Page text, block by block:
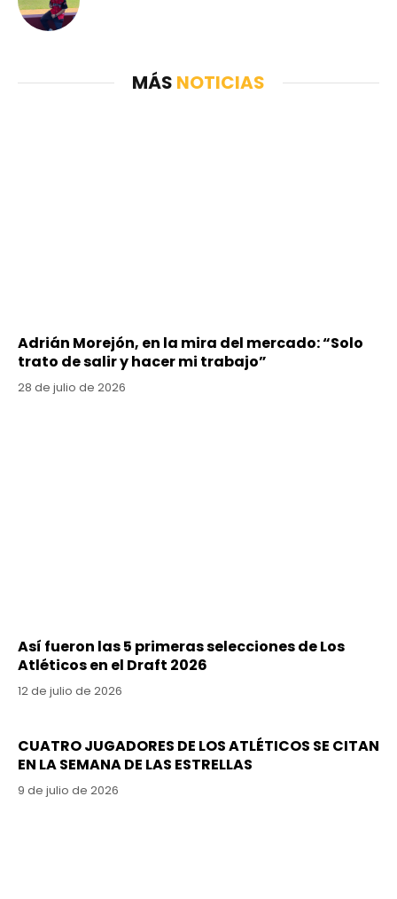
MÁS NOTICIAS
Adrián Morejón, en la mira del mercado: “Solo
trato de salir y hacer mi trabajo”
28 de julio de 2026
Así fueron las 5 primeras selecciones de Los
Atléticos en el Draft 2026
12 de julio de 2026
CUATRO JUGADORES DE LOS ATLÉTICOS SE CITAN
EN LA SEMANA DE LAS ESTRELLAS
9 de julio de 2026